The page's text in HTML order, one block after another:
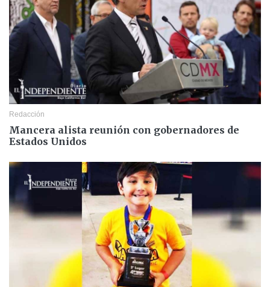
Redacción
Mancera alista reunión con gobernadores de
Estados Unidos